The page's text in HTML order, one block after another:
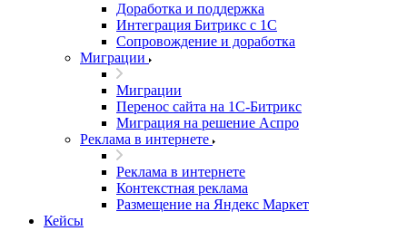
Доработка и поддержка
Интеграция Битрикс с 1С
Сопровождение и доработка
Миграции
Миграции
Перенос сайта на 1С-Битрикс
Миграция на решение Аспро
Реклама в интернете
Реклама в интернете
Контекстная реклама
Размещение на Яндекс Маркет
Кейсы